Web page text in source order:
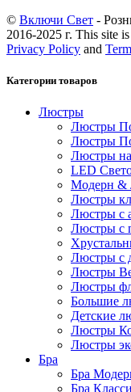
© Включи Свет -
2016-2025 г. This site
Privacy Policy and
Категории товаров
Люстры
Люстры
Люстры
Люстры
LED
Модерн &
Люстры
Люстры с
Люстры с
Люстры с
Люстры
Люстры
Большие
Детские
Люстры
Люстры
Бра
Бра
Бра